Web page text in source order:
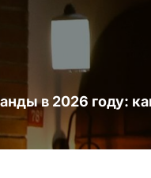
в 2026 году: